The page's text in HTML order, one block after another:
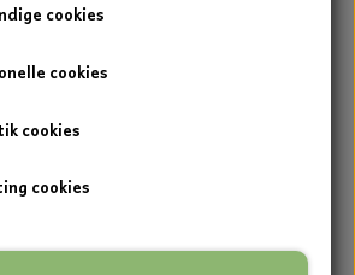
WEBSHOP
BOLIG OG HAVE
OG TILBEHØR
DUFT BLOKKE
VINDSPIL
OG TØJ
HJEMMESKO
RESTSALG
OG TØJ
HJEMMESKO
- TASKER - CAPS
LEGGINGS
de lækreste lammeskinds
SLIPPERS ®️
cookies
cookies
cookies
cookies